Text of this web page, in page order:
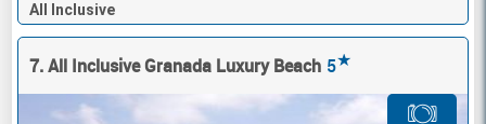
All Inclusive
7. All Inclusive Granada Luxury Beach 5★